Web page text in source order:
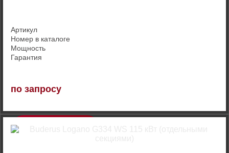
Артикул
Номер в каталоге
Мощность
Гарантия
по запросу